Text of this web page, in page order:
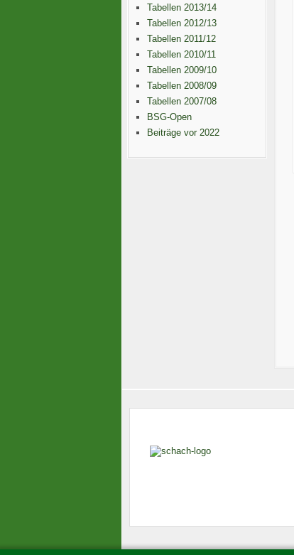
Tabellen 2013/14
Tabellen 2012/13
Tabellen 2011/12
Tabellen 2010/11
Tabellen 2009/10
Tabellen 2008/09
Tabellen 2007/08
BSG-Open
Beiträge vor 2022